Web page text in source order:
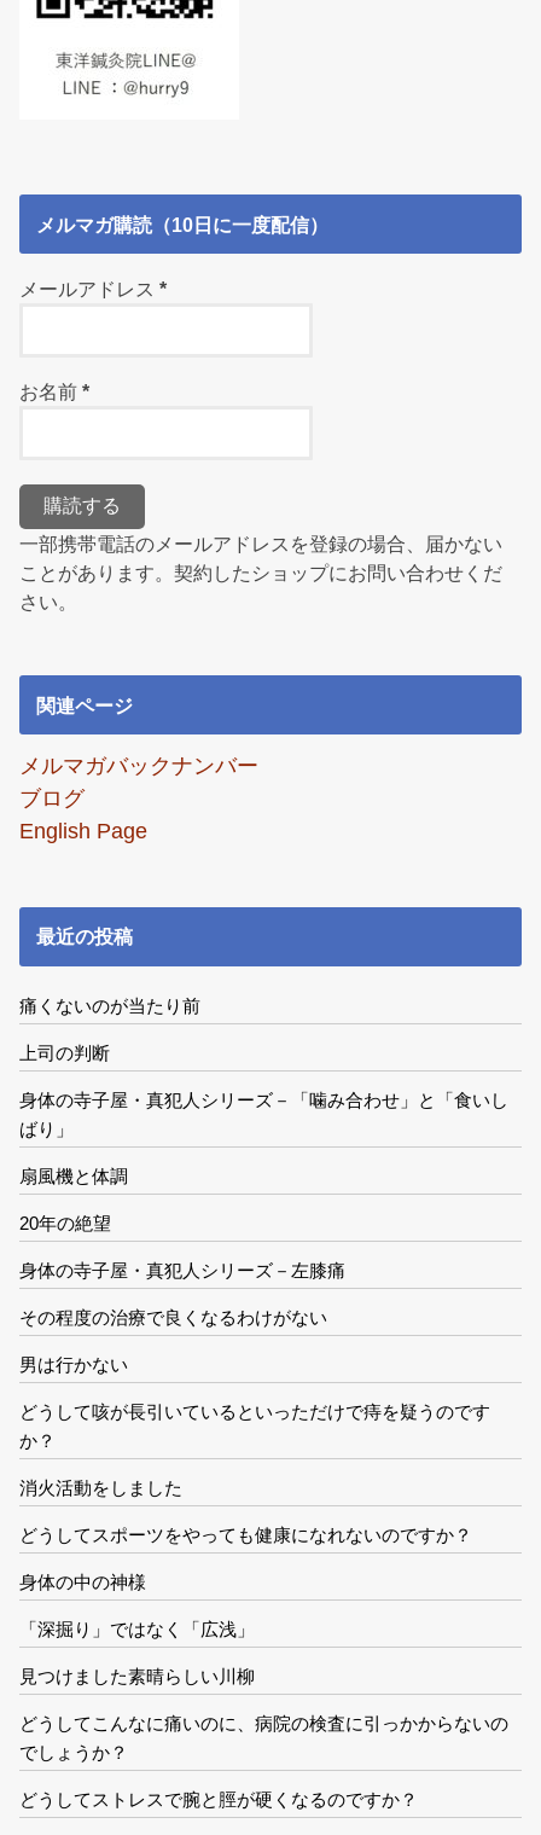
メルマガ購読（10日に一度配信）
メールアドレス*
お名前*
一部携帯電話のメールアドレスを登録の場合、届かない
ことがあります。契約したショップにお問い合わせくだ
さい。
関連ページ
メルマガバックナンバー
ブログ
English Page
最近の投稿
痛くないのが当たり前
上司の判断
身体の寺子屋・真犯人シリーズ－「噛み合わせ」と「食いし
ばり」
扇風機と体調
20年の絶望
身体の寺子屋・真犯人シリーズ－左膝痛
その程度の治療で良くなるわけがない
男は行かない
どうして咳が長引いているといっただけで痔を疑うのです
か？
消火活動をしました
どうしてスポーツをやっても健康になれないのですか？
身体の中の神様
「深掘り」ではなく「広浅」
見つけました素晴らしい川柳
どうしてこんなに痛いのに、病院の検査に引っかからないの
でしょうか？
どうしてストレスで腕と脛が硬くなるのですか？